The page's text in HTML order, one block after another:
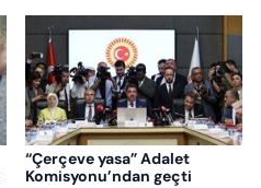
“Çerçeve yasa” Adalet
Komisyonu’ndan geçti